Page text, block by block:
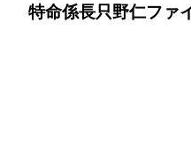
特命係長只野仁ファ